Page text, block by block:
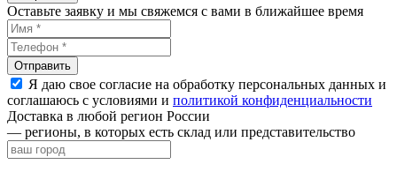
Оставьте заявку и мы свяжемся с вами в ближайшее время
Я даю свое согласие на обработку персональных данных и
соглашаюсь с условиями и политикой конфиденциальности
Доставка в любой регион России
— регионы, в которых есть склад или представительство